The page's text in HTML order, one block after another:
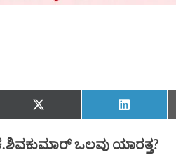
ಒಲವು ಯಾರತ್ತ?